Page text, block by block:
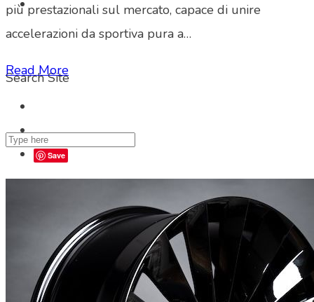
Search Site
più prestazionali sul mercato, capace di unire
accelerazioni da sportiva pura a…
Read More
Save